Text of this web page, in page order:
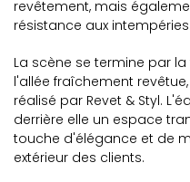
revêtement, mais
résistance aux intempéries.
La scène se termine par
l'allée fraîchement
réalisé par Revet & Styl.
derrière elle un espace
touche d'élégance et de
extérieur des clients.